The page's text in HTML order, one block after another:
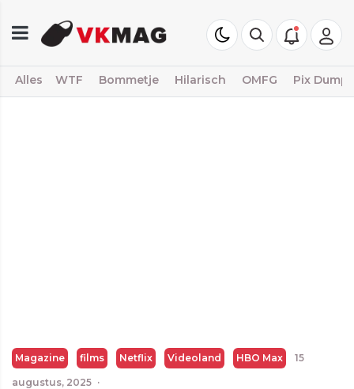
Alles WTF Bommetje Hilarisch OMFG Pix Dump
Magazine films Netflix Videoland HBO Max 15
augustus, 2025 ·